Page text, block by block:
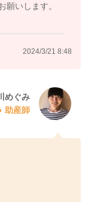
願いします。
2024/3/21 8:48
めぐみ
助産師